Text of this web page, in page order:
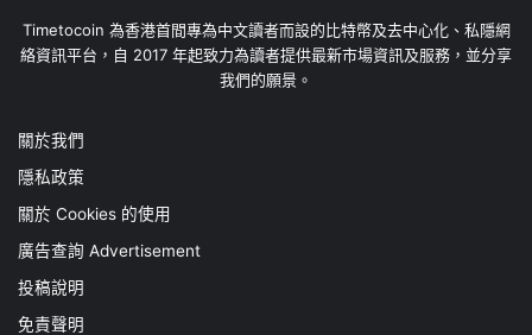
Timetocoin 為香港首間專為中文讀者而設的比特幣及去中心化、私隱網
絡資訊平台，自 2017 年起致力為讀者提供最新市場資訊及服務，並分享
我們的願景。
關於我們
隱私政策
關於 Cookies 的使用
廣告查詢 Advertisement
投稿說明
免責聲明